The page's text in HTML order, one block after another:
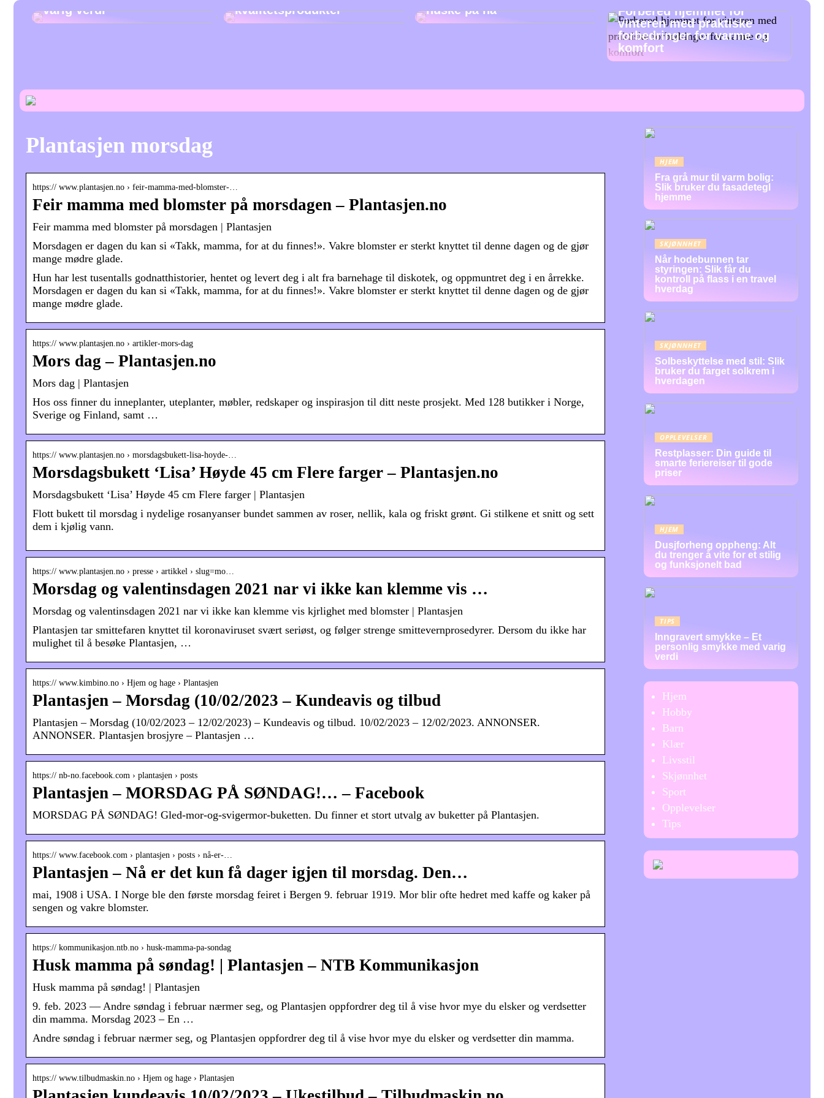
varig verdi
kvalitetsprodukter
huske på nå
Forbered hjemmet for
vinteren med praktiske
forbedringer for varme og
komfort
Plantasjen morsdag
https:// www.plantasjen.no › feir-mamma-med-blomster-…
Feir mamma med blomster på morsdagen – Plantasjen.no
Feir mamma med blomster på morsdagen | Plantasjen
Morsdagen er dagen du kan si «Takk, mamma, for at du finnes!». Vakre blomster er sterkt knyttet til denne dagen og de gjør
mange mødre glade.
Hun har lest tusentalls godnatthistorier, hentet og levert deg i alt fra barnehage til diskotek, og oppmuntret deg i en årrekke.
Morsdagen er dagen du kan si «Takk, mamma, for at du finnes!». Vakre blomster er sterkt knyttet til denne dagen og de gjør
mange mødre glade.
https:// www.plantasjen.no › artikler-mors-dag
Mors dag – Plantasjen.no
Mors dag | Plantasjen
Hos oss finner du inneplanter, uteplanter, møbler, redskaper og inspirasjon til ditt neste prosjekt. Med 128 butikker i Norge,
Sverige og Finland, samt …
https:// www.plantasjen.no › morsdagsbukett-lisa-hoyde-…
Morsdagsbukett ‘Lisa’ Høyde 45 cm Flere farger – Plantasjen.no
Morsdagsbukett ‘Lisa’ Høyde 45 cm Flere farger | Plantasjen
Flott bukett til morsdag i nydelige rosanyanser bundet sammen av roser, nellik, kala og friskt grønt. Gi stilkene et snitt og sett
dem i kjølig vann.
https:// www.plantasjen.no › presse › artikkel › slug=mo…
Morsdag og valentinsdagen 2021 nar vi ikke kan klemme vis …
Morsdag og valentinsdagen 2021 nar vi ikke kan klemme vis kjrlighet med blomster | Plantasjen
Plantasjen tar smittefaren knyttet til koronaviruset svært seriøst, og følger strenge smittevernprosedyrer. Dersom du ikke har
mulighet til å besøke Plantasjen, …
https:// www.kimbino.no › Hjem og hage › Plantasjen
Plantasjen – Morsdag (10/02/2023 – Kundeavis og tilbud
Plantasjen – Morsdag (10/02/2023 – 12/02/2023) – Kundeavis og tilbud. 10/02/2023 – 12/02/2023. ANNONSER.
ANNONSER. Plantasjen brosjyre – Plantasjen …
https:// nb-no.facebook.com › plantasjen › posts
Plantasjen – MORSDAG PÅ SØNDAG!… – Facebook
MORSDAG PÅ SØNDAG! Gled-mor-og-svigermor-buketten. Du finner et stort utvalg av buketter på Plantasjen.
https:// www.facebook.com › plantasjen › posts › nå-er-…
Plantasjen – Nå er det kun få dager igjen til morsdag. Den…
mai, 1908 i USA. I Norge ble den første morsdag feiret i Bergen 9. februar 1919. Mor blir ofte hedret med kaffe og kaker på
sengen og vakre blomster.
https:// kommunikasjon.ntb.no › husk-mamma-pa-sondag
Husk mamma på søndag! | Plantasjen – NTB Kommunikasjon
Husk mamma på søndag! | Plantasjen
9. feb. 2023 — Andre søndag i februar nærmer seg, og Plantasjen oppfordrer deg til å vise hvor mye du elsker og verdsetter
din mamma. Morsdag 2023 – En …
Andre søndag i februar nærmer seg, og Plantasjen oppfordrer deg til å vise hvor mye du elsker og verdsetter din mamma.
https:// www.tilbudmaskin.no › Hjem og hage › Plantasjen
HJEM
Fra grå mur til varm bolig:
Slik bruker du fasadetegl
hjemme
SKJØNNHET
Når hodebunnen tar
styringen: Slik får du
kontroll på flass i en travel
hverdag
SKJØNNHET
Solbeskyttelse med stil: Slik
bruker du farget solkrem i
hverdagen
OPPLEVELSER
Restplasser: Din guide til
smarte feriereiser til gode
priser
HJEM
Dusjforheng oppheng: Alt
du trenger å vite for et stilig
og funksjonelt bad
TIPS
Inngravert smykke – Et
personlig smykke med varig
verdi
Hjem
Hobby
Barn
Klær
Livsstil
Skjønnhet
Sport
Opplevelser
Tips